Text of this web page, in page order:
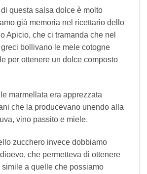
questa salsa dolce è molto
già memoria nel ricettario dello
Apicio, che ci tramanda che nel
greci bollivano le mele cotogne
per ottenere un dolce composto
marmellata era apprezzata
che la producevano unendo alla
vino passito e miele.
zucchero invece dobbiamo
che permetteva di ottenere
simile a quelle che possiamo